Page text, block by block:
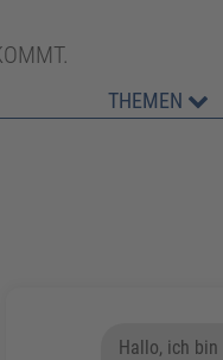
THEMEN
Hallo, ich